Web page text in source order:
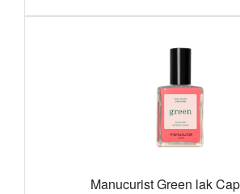
Manucurist Green lak